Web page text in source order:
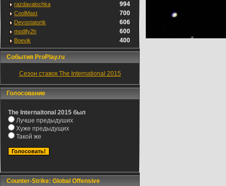
razdavalochka 994
CoolMast 700
Devostatortk 606
modify2h 600
Boevik 400
События ProPlay.ru
Сезон ставок The International 2015
Голосование
The Internaitonal 2015 был
Лучше предыдуших
Хуже предыдущих
Такой же
Counter-Strike: Global Offensive